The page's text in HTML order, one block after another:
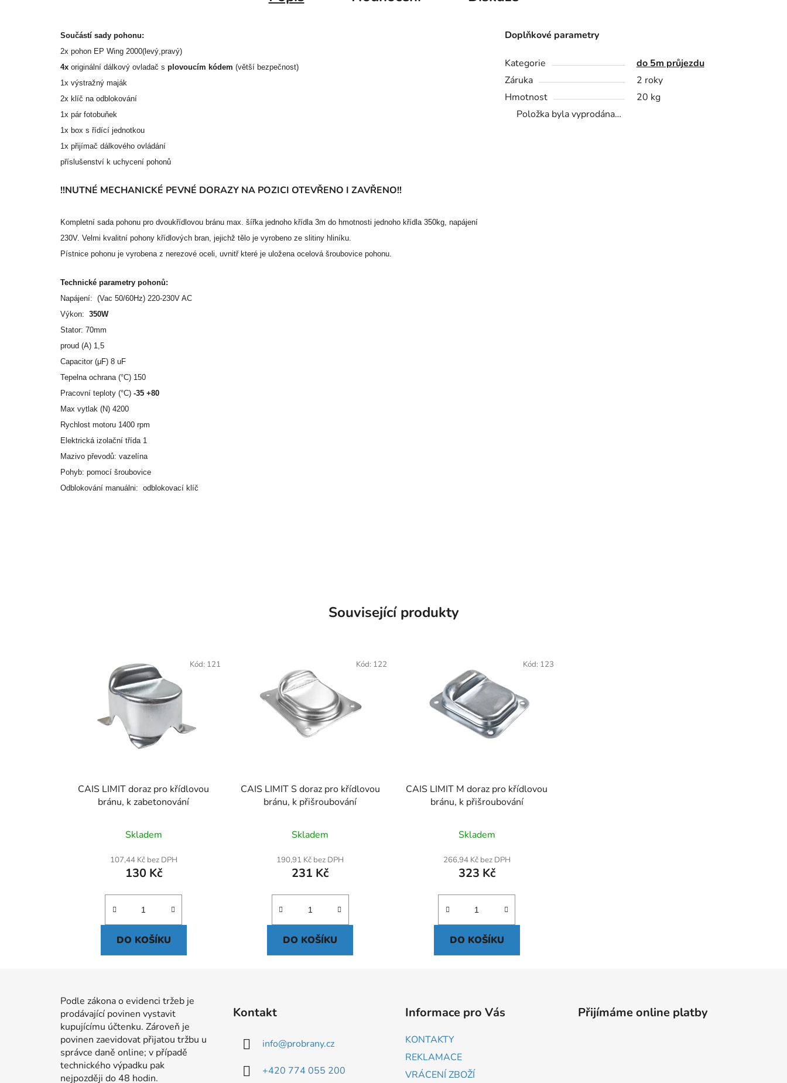
Součástí sady pohonu:
2x pohon EP Wing 2000(levý,pravý)
4x originální dálkový ovladač s plovoucím kódem (větší bezpečnost)
1x výstražný maják
2x klíč na odblokování
1x pár fotobuňek
1x box s řídící jednotkou
1x přijímač dálkového ovládání
příslušenství k uchycení pohonů
!!NUTNÉ MECHANICKÉ PEVNÉ DORAZY NA POZICI OTEVŘENO I ZAVŘENO!!
Kompletní sada pohonu pro dvoukřídlovou bránu max. šířka jednoho křídla 3m do hmotnosti jednoho křídla 350kg, napájení
230V. Velmi kvalitní pohony křídlových bran, jejichž tělo je vyrobeno ze slitiny hliníku.
Pístnice pohonu je vyrobena z nerezové oceli, uvnitř které je uložena ocelová šroubovice pohonu.
Technické parametry pohonů:
Napájení: (Vac 50/60Hz) 220-230V AC
Výkon: 350W
Stator: 70mm
proud (A) 1,5
Capacitor (μF) 8 uF
Tepelna ochrana (°C) 150
Pracovní teploty (°C) -35 +80
Max vytlak (N) 4200
Rychlost motoru 1400 rpm
Elektrická izolační třída 1
Mazivo převodů: vazelína
Pohyb: pomocí šroubovice
Odblokování manuálni: odblokovací klíč
Doplňkové parametry
Kategorie
do 5m průjezdu
Záruka
2 roky
Hmotnost
20 kg
Položka byla vyprodána…
Související produkty
CAIS LIMIT doraz pro křídlovou
bránu, k zabetonování
Skladem
107,44 Kč bez DPH
130 Kč
DO KOŠÍKU
Kód: 121
CAIS LIMIT S doraz pro křídlovou
bránu, k přišroubování
Skladem
190,91 Kč bez DPH
231 Kč
DO KOŠÍKU
Kód: 122
CAIS LIMIT M doraz pro křídlovou
bránu, k přišroubování
Skladem
266,94 Kč bez DPH
323 Kč
DO KOŠÍKU
Kód: 123
Podle zákona o evidenci tržeb je
prodávající povinen vystavit
kupujícímu účtenku. Zároveň je
povinen zaevidovat přijatou tržbu u
správce daně online; v případě
technického výpadku pak
nejpozději do 48 hodin.
Kontakt
info@probrany.cz
+420 774 055 200
Informace pro Vás
KONTAKTY
REKLAMACE
VRÁCENÍ ZBOŽÍ
Přijímáme online platby